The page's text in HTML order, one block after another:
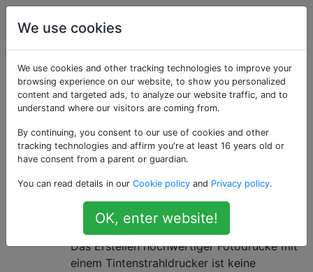
Fotografie
Als «prints» getaggte
Fragen
Fragen zu Fotos, die visuell auf einem physischen
Medium angezeigt werden.
5
Wie erstelle ich mit einem
Tintenstrahldrucker hochwertige
Ausdrucke?
Das Erstellen hochwertiger Fotodrucke mit
einem Tintenstrahldrucker ist keine
We use cookies
We use cookies and other tracking technologies to improve your
browsing experience on our website, to show you personalized
content and targeted ads, to analyze our website traffic, and to
understand where our visitors are coming from.
By continuing, you consent to our use of cookies and other
tracking technologies and affirm you're at least 16 years old or
have consent from a parent or guardian.
You can read details in our Cookie policy and Privacy policy.
OK, enter website!